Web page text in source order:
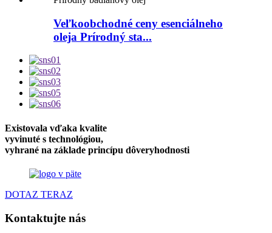
Veľkoobchodné ceny esenciálneho
oleja Prírodný sta...
Existovala vďaka kvalite
vyvinuté s technológiou,
vyhrané na základe princípu dôveryhodnosti
DOTAZ TERAZ
Kontaktujte nás